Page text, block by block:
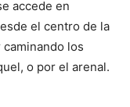
accede en
el centro de la
los
o por el arenal.